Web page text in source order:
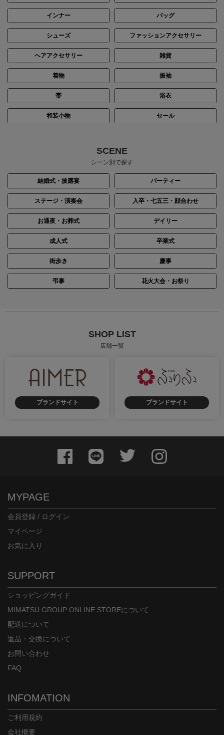
インナー バッグ
シューズ ファッションアクセサリー
ヘアアクセサリー 雑貨
着物 振袖
帯 浴衣
和装小物 セール
SCENE
シーン別で探す
結婚式・披露宴 パーティー
ステージ・演奏会 入卒・七五三・顔合わせ
お通夜・お葬式 デイリー
成人式 卒業式
街歩き 慶事
弔事 花火大会・お祭り
SHOP LIST
店舗一覧
ブランドサイト ブランドサイト
MYPAGE
会員登録 / ログイン
マイページ
お気に入り
SUPPORT
ショッピングガイド
MIMATSU GROUP ONLINE STOREについて
配送について
返品・交換について
お問い合わせ
FAQ
INFOMATION
ご利用規約
会社概要